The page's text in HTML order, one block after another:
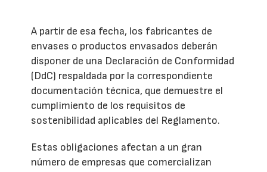
A partir de esa fecha, los fabricantes de
envases o productos envasados deberán
disponer de una Declaración de Conformidad
(DdC) respaldada por la correspondiente
documentación técnica, que demuestre el
cumplimiento de los requisitos de
sostenibilidad aplicables del Reglamento.
Estas obligaciones afectan a un gran
número de empresas que comercializan